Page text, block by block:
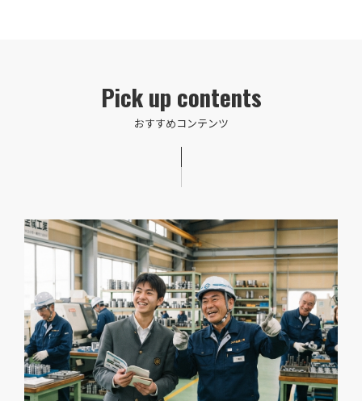
Pick up contents
おすすめコンテンツ